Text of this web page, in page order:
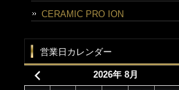
CERAMIC PRO ION
営業日カレンダー
2026年 8月